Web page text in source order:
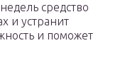
средство
и устранит
и поможет